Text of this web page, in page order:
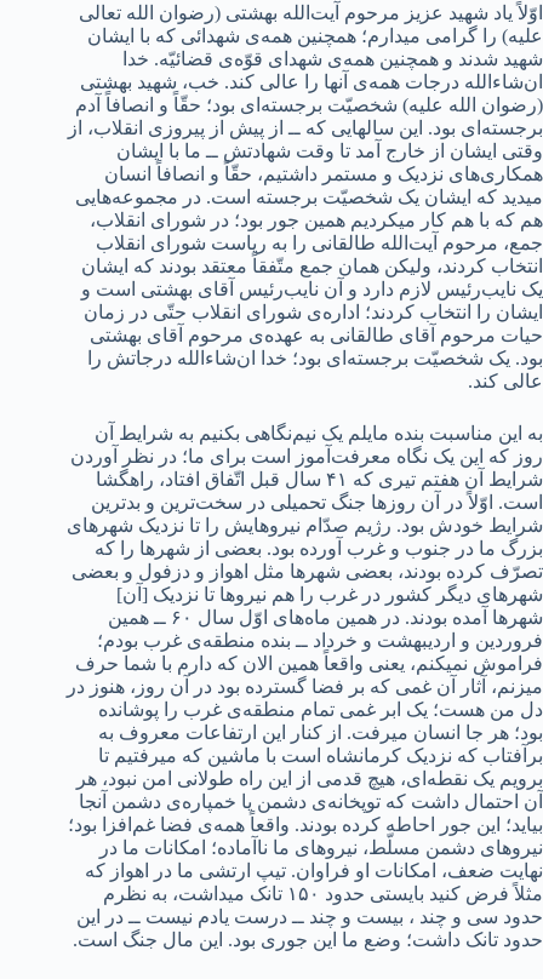
اوّلاً یاد شهید عزیز مرحوم آیت‌الله بهشتی (رضوان‌ الله ‌تعالی
‌علیه) را گرامی میدارم؛ همچنین همه‌ی شهدائی که با ایشان
شهید شدند و همچنین همه‌ی شهدای قوّه‌ی قضائیّه. خدا
ان‌شاءالله درجات همه‌ی آنها را عالی کند. خب، شهید بهشتی
(رضوان ‌الله ‌علیه) شخصیّت برجسته‌ای بود؛ حقّاً و انصافاً آدم
برجسته‌ای بود. این سالهایی که ــ از پیش از پیروزی انقلاب، از
وقتی ایشان از خارج آمد تا وقت شهادتش ــ ما با ایشان
همکاری‌های نزدیک و مستمر داشتیم، حقّاً و انصافاً انسان
میدید که ایشان یک شخصیّت برجسته است. در مجموعه‌هایی
هم که با هم کار میکردیم همین جور بود؛ در شورای انقلاب،
جمع، مرحوم آیت‌الله طالقانی را به ریاست شورای انقلاب
انتخاب کردند، ولیکن همان جمع متّفقاً معتقد بودند که ایشان
یک نایب‌رئیس لازم دارد و آن نایب‌رئیس آقای بهشتی است و
ایشان را انتخاب کردند؛ اداره‌ی شورای انقلاب حتّی در زمان
حیات مرحوم آقای طالقانی به عهده‌ی مرحوم آقای بهشتی
بود. یک شخصیّت برجسته‌ای بود؛ خدا ان‌شاءالله درجاتش را
عالی کند.
به این مناسبت بنده مایلم یک نیم‌نگاهی بکنیم به شرایط آن
روز که این یک نگاه معرفت‌آموز است برای ما؛ در نظر آوردن
شرایط آن هفتم تیری که ۴۱ سال قبل اتّفاق افتاد، راهگشا
است. اوّلاً در آن روزها جنگ تحمیلی در سخت‌ترین و بدترین
شرایط خودش بود. رژیم صدّام نیروهایش را تا نزدیک شهرهای
بزرگ ما در جنوب و غرب آورده بود. بعضی از شهرها را که
تصرّف کرده بودند، بعضی شهرها مثل اهواز و دزفول و بعضی
شهرهای دیگر کشور در غرب را هم نیروها تا نزدیک [آن]
شهرها آمده بودند. در همین ماه‌های اوّل سال ۶۰ ــ همین
فروردین و اردیبهشت و خرداد ــ بنده منطقه‌ی غرب بودم؛
فراموش نمیکنم، یعنی واقعاً همین الان که دارم با شما حرف
میزنم، آثار آن غمی که بر فضا گسترده بود در آن روز، هنوز در
دل من هست؛ یک ابر غمی تمام منطقه‌ی غرب را پوشانده
بود؛ هر جا انسان میرفت. از کنار این ارتفاعات معروف به
برآفتاب که نزدیک کرمانشاه است با ماشین که میرفتیم تا
برویم یک نقطه‌ای، هیچ قدمی از این راه طولانی امن نبود، هر
آن احتمال داشت که توپخانه‌ی دشمن یا خمپاره‌ی دشمن آنجا
بیاید؛ این جور احاطه کرده بودند. واقعاً همه‌ی فضا غم‌افزا بود؛
نیروهای دشمن مسلّط، نیروهای ما ناآماده؛ امکانات ما در
نهایت ضعف، امکانات او فراوان. تیپ ارتشی ما در اهواز که
مثلاً فرض کنید بایستی حدود ۱۵۰ تانک میداشت، به نظرم
حدود سی و چند ، بیست و چند ــ درست یادم نیست ــ در این
حدود تانک داشت؛ وضع ما این جوری بود. این مال جنگ است.